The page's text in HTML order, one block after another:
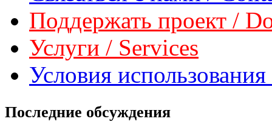
Поддержать проект /
Услуги / Services
Условия
Последние обсуждения